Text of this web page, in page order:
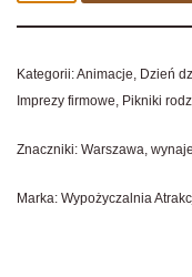
Kategorii:Animacje, Dzień
Imprezy firmowe, Pikniki
Znaczniki: Warszawa,
Marka: Wypożyczalnia